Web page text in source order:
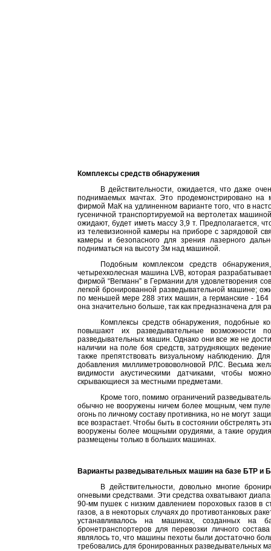
Комплексы средств обнаружения
В действительности, ожидается, что даже
поднимаемых мачтах. Это продемонстрировано на
фирмой МаК на удлиненном варианте того, что в
гусеничной транспортируемой на вертолетах машиной
ожидают, будет иметь массу 3,9 т. Предполагается,
из телевизионной камеры на приборе с зарядовой
камеры и безопасного для зрения лазерного
подниматься на высоту 3м над машиной.
Подобным комплексом средств
четырехколесная машина LVB, которая
фирмой “Вегманн” в Германии для удовлетворения
легкой бронированной разведывательной машине;
по меньшей мере 288 этих машин, а германские -
она значительно больше, так как предназначена для
Комплексы средств обнаружения, подобные
повышают их разведывательные возможности
разведывательных машин. Однако они все же не
наличии на поле боя средств, затрудняющих
также препятствовать визуальному наблюдению.
добавления миллиметрововолновой РЛС. Весьма
видимости акустическими датчиками, чтобы
скрывающиеся за местными предметами.
Кроме того, помимо ограничений
обычно не вооружены ничем более мощным, чем
огонь по личному составу противника, но не могут
все возрастает. Чтобы быть в состоянии
вооружены более мощными орудиями, а такие
размещены только в больших машинах.
Варианты разведывательных машин на базе БТР и
В действительности, довольно многие
огневыми средствами. Эти средства охватывают
90-мм пушек с низким давлением пороховых газов в
газов, а в некоторых случаях до противотанковых
устанавливалось на машинах, созданных на
бронетранспортеров для перевозки личного
являлось то, что машины пехоты были достаточно
требовались для бронированных разведывательных